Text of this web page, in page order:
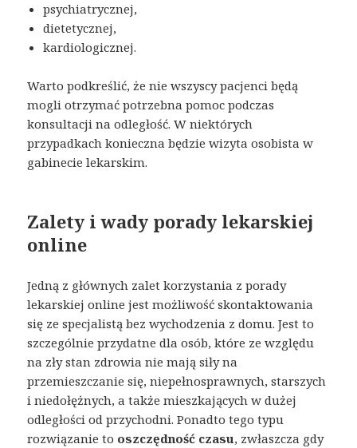
psychiatrycznej,
dietetycznej,
kardiologicznej.
Warto podkreślić, że nie wszyscy pacjenci będą
mogli otrzymać potrzebna pomoc podczas
konsultacji na odległość. W niektórych
przypadkach konieczna będzie wizyta osobista w
gabinecie lekarskim.
Zalety i wady porady lekarskiej
online
Jedną z głównych zalet korzystania z porady
lekarskiej online jest możliwość skontaktowania
się ze specjalistą bez wychodzenia z domu. Jest to
szczególnie przydatne dla osób, które ze względu
na zły stan zdrowia nie mają siły na
przemieszczanie się, niepełnosprawnych, starszych
i niedołężnych, a także mieszkających w dużej
odległości od przychodni. Ponadto tego typu
rozwiązanie to oszczędność czasu, zwłaszcza gdy